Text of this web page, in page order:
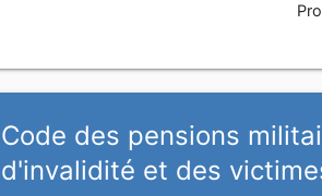
Code des pensions
d'invalidité et des